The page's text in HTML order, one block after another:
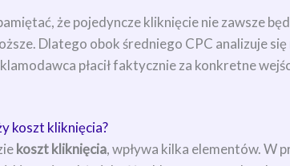
że pojedyncze kliknięcie nie zawsze
Dlatego obok średniego CPC analizuje
płacił faktycznie za konkretne
koszt kliknięcia?
koszt kliknięcia, wpływa kilka elementów. W